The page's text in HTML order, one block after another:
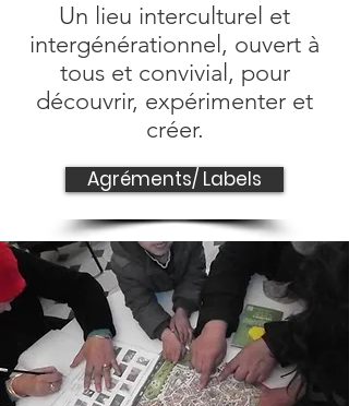
Un lieu interculturel et
intergénérationnel, ouvert à
tous et convivial, pour
découvrir, expérimenter et
créer.
Agréments/ Labels